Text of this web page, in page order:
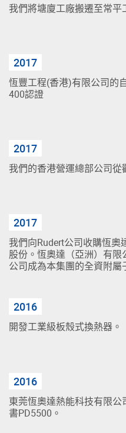
我們將塘廈工廠搬遷至常平
2017
恆豐工程(香港)有限公司的
400認證
2017
我們的香港營運總部公司從
2017
我們向Rudert公司收購恆奧
股份。恆奧達（亞洲）有
公司成為本集團的全資附屬
2016
開發工業級板殼式換熱器。
2016
東莞恆奧達熱能科技有限
書PD5500。